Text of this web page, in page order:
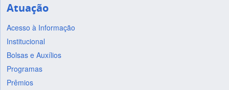
Atuação
Acesso à Informação
Institucional
Bolsas e Auxílios
Programas
Prêmios